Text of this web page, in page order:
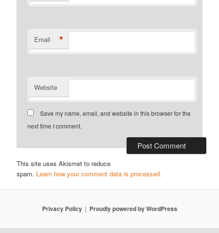
Email *
Website
Save my name, email, and website in this browser for the
next time I comment.
This site uses Akismet to reduce
spam. Learn how your comment data is processed.
Privacy Policy Proudly powered by WordPress